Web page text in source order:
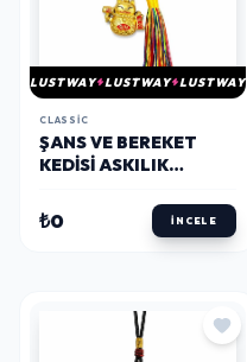
LUSTWAY LUSTWAY LUSTWAY
CLASSIC
ŞANS VE BEREKET
KEDISI ASKILIK
₺0 İNCELE